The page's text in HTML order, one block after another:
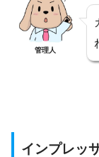
管理人
インプレッ